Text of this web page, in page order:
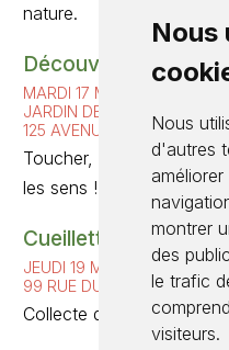
Nous
Nous
d'autres
montrer
des
le trafic
visiteurs.
nature.
Découverte des 5
MARDI 17 MARS DE 10H À
JARDIN DES FAÏENCIERS
125 AVENUE DE LA BLIES
Toucher, sentir, écouter,
les sens !
Cueillette de fleurs
JEUDI 19 MARS DE 9H15 À
99 RUE DU MARÉCHAL
Collecte de jolies fleurs